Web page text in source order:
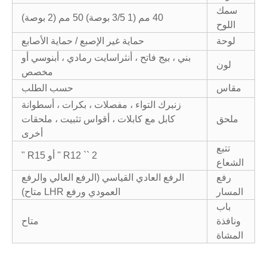
سمك
اللوح
40 مم (1 3/5 بوصة) 50 مم (2 بوصة)
لوحة حماية غير الإصبع / حماية الأصابع
لون
بني ، بيج فاتح ، أنثراسايت رمادي ، أبنوسي أو
مخصص
مقاس
حسب الطلب
ملحق
زنبرك التواء ، مفصلات ، بكرات ، أسطوانة
كابل مع كابلات ، أقواس تثبيت ، ملحقات
أخرى
تتبع
الشعاع
2 `` R12 '' أو R15 "
رفع
المسار
الرفع العادي القياسي (الرفع العالي والرفع
العمودي ورفع LHR متاح)
باب
ونافذة
المشاة
متاح